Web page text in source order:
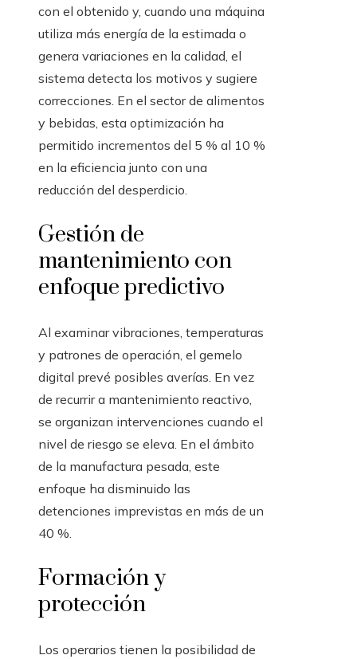
con el obtenido y, cuando una máquina
utiliza más energía de la estimada o
genera variaciones en la calidad, el
sistema detecta los motivos y sugiere
correcciones. En el sector de alimentos
y bebidas, esta optimización ha
permitido incrementos del 5 % al 10 %
en la eficiencia junto con una
reducción del desperdicio.
Gestión de
mantenimiento con
enfoque predictivo
Al examinar vibraciones, temperaturas
y patrones de operación, el gemelo
digital prevé posibles averías. En vez
de recurrir a mantenimiento reactivo,
se organizan intervenciones cuando el
nivel de riesgo se eleva. En el ámbito
de la manufactura pesada, este
enfoque ha disminuido las
detenciones imprevistas en más de un
40 %.
Formación y
protección
Los operarios tienen la posibilidad de